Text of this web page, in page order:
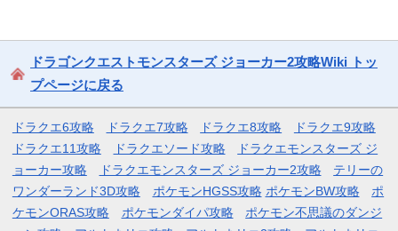
ドラゴンクエストモンスターズ ジョーカー2攻略Wiki トッ
プページに戻る
ドラクエ6攻略 ドラクエ7攻略 ドラクエ8攻略
ドラクエ9攻略
ドラクエ11攻略
ドラクエソード攻略
ドラクエモンスターズ ジ
ョーカー攻略
ドラクエモンスターズ ジョーカー2攻略
テリーの
ワンダーランド3D攻略
ポケモンHGSS攻略 ポケモンBW攻略
ポ
ケモンORAS攻略
ポケモンダイパ攻略
ポケモン不思議のダンジ